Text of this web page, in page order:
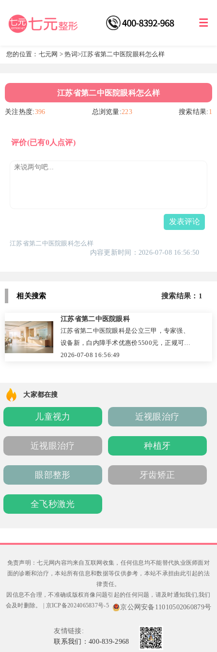
您的位置： 七元网 >热词 >江苏省第二中医院眼科怎么样
江苏省第二中医院眼科怎么样
关注热度:396 总浏览量:223 搜索结果: 1
评价(已有0人点评)
发表评论
江苏省第二中医院眼科怎么样
内容更新时间：2026-07-08 16:56:50
相关搜索 搜索结果：1
江苏省第二中医院眼科
江苏省第二中医院眼科是公立三甲，专家强、
设备新，白内障手术优惠价5500元，正规可
靠。
2026-07-08 16:56:49
大家都在搜
儿童视力 近视眼治疗
近视眼治疗 种植牙
眼部整形 牙齿矫正
全飞秒激光
免责声明：七元网内容均来自互联网收集，任何信息均不能替代执业医师面对
面的诊断和治疗，本站所有信息和数据等仅供参考，本站不承担由此引起的法
律责任。
因信息不合理，不准确或版权肖像问题引起的任何问题，请及时通知我们,我们
会及时删除。
京ICP备2024065837号-5 京公网安备11010502060879号
友情链接:
联系我们：400-839-2968